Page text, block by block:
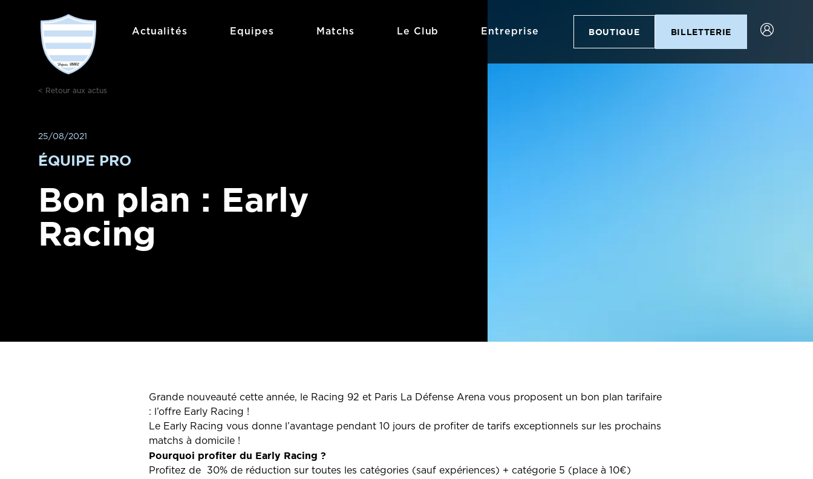
Actualités Equipes Matchs Le Club Entreprise BOUTIQUE BILLETTERIE
< Retour aux actus
25/08/2021
ÉQUIPE PRO
Bon plan : Early
Racing
Grande nouveauté cette année, le Racing 92 et Paris La Défense Arena vous proposent un bon plan tarifaire
: l’offre Early Racing !
Le Early Racing vous donne l’avantage pendant 10 jours de profiter de tarifs exceptionnels sur les prochains
matchs à domicile !
Pourquoi profiter du Early Racing ?
Profitez de 30% de réduction sur toutes les catégories (sauf expériences) + catégorie 5 (place à 10€)